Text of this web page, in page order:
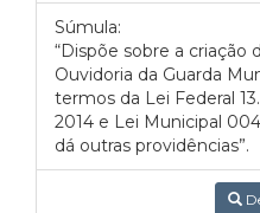
Súmula:
“Dispõe sobre a criação
Ouvidoria da Guarda
termos da Lei Federal
2014 e Lei Municipal
dá outras providências”.